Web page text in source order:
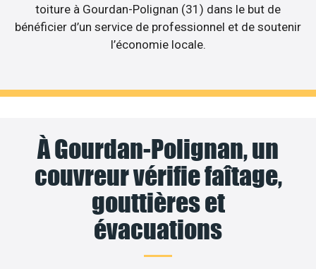
toiture à Gourdan-Polignan (31) dans le but de
bénéficier d’un service de professionnel et de soutenir
l’économie locale.
À Gourdan-Polignan, un
couvreur vérifie faîtage,
gouttières et
évacuations